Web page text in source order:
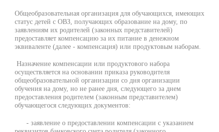
Общеобразовательная организация для обучающихся, имеющих
статус детей с ОВЗ, получающих образование на дому, по
заявлениям их родителей (законных представителей)
предоставляет компенсацию за их питание в денежном
эквиваленте (далее - компенсация) или продуктовым наборам.
Назначение компенсации или продуктового набора
осуществляется на основании приказа руководителя
общеобразовательной организации со дня организации
обучения на дому, но не ранее дня, следующего за днем
предоставления родителем (законным представителем)
обучающегося следующих документов:
- заявление о предоставлении компенсации с указанием